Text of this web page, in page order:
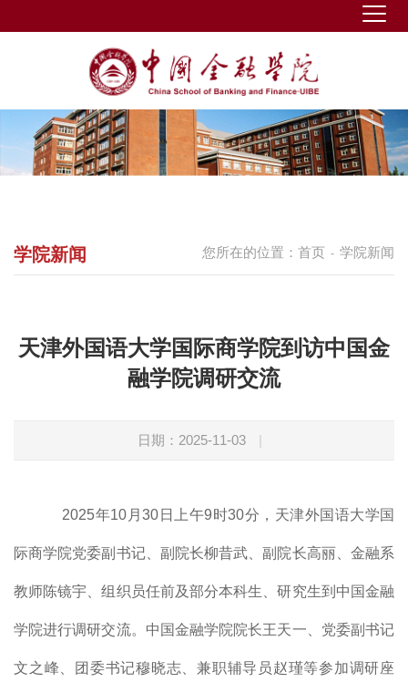
您所在的位置： 首页 - 学院新闻
学院新闻
天津外国语大学国际商学院到访中国金
融学院调研交流
日期：2025-11-03 |
2025年10月30日上午9时30分，天津外国语大学国
际商学院党委副书记、副院长柳昔武、副院长高丽、金融系
教师陈镜宇、组织员任前及部分本科生、研究生到中国金融
学院进行调研交流。中国金融学院院长王天一、党委副书记
文之峰、团委书记穆晓志、兼职辅导员赵瑾等参加调研座